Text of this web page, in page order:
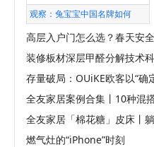
观察：兔宝宝中国名牌如何
高层入户门怎么选？春天安
装修板材深层甲醛分解技术
存量破局：OUiKE欧客以“确
全友家居案例合集丨10种混
全友家居「棉花糖」皮床丨
燃气灶的“iPhone”时刻